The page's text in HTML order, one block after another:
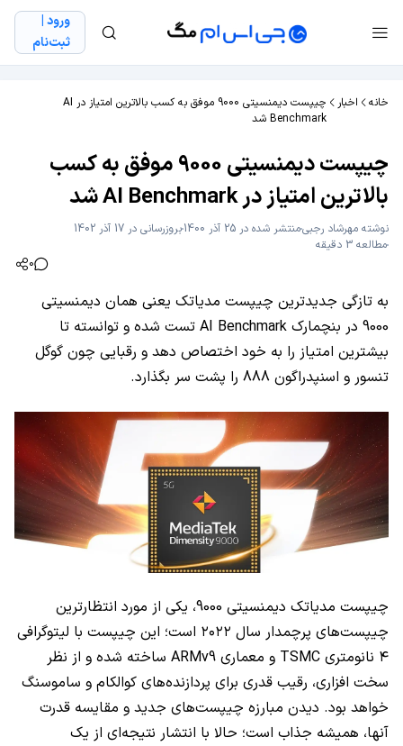
ورود |
ثبت‌نام
خانه اخبار
چیپست دیمنسیتی 9000 موفق به کسب بالاترین امتیاز در AI
Benchmark شد
چیپست دیمنسیتی 9000 موفق به کسب
بالاترین امتیاز در AI Benchmark شد
نوشته مهرشاد رجبیمنتشر شده در 25 آذر 1400
بروزرسانی در 17 آذر 1402
مطالعه 3 دقیقه
0
به تازگی جدیدترین چیپست مدیاتک یعنی همان دیمنسیتی
9000 در بنچمارک AI Benchmark تست شده و توانسته تا
بیشترین امتیاز را به خود اختصاص دهد و رقبایی چون گوگل
تنسور و اسنپدراگون 888 را پشت سر بگذارد.
چیپست مدیاتک دیمنسیتی 9000، یکی از مورد انتظارترین
چیپست‌های پرچمدار سال ۲۰۲۲ است؛ این چیپست با لیتوگرافی
۴ نانومتری
TSMC و معماری ARMv9 ساخته شده و از نظر
سخت افزاری، رقیب قدری برای پردازنده‌های کوالکام و ساموسنگ
خواهد بود. دیدن مبارزه چیپست‌های جدید و مقایسه قدرت
آنها، همیشه جذاب است؛ حالا با انتشار نتیجه‌ای از یک